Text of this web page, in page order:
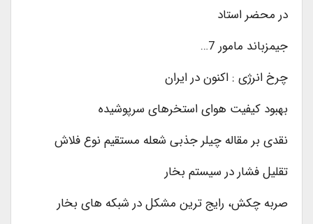
در محضر استاد
جیمزباند مامور 7…
چرخ انرژی : اکنون در ایران
بهبود کیفیت هوای استخرهای سرپوشیده
نقدی بر مقاله چیلر جذبی شعله مستقیم نوع فلاش
تقلیل فشار در سیستم بخار
صربه چکش، رایج ترین مشکل در شبکه های بخار